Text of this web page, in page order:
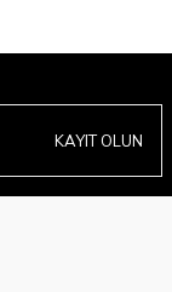
KAYIT OLUN